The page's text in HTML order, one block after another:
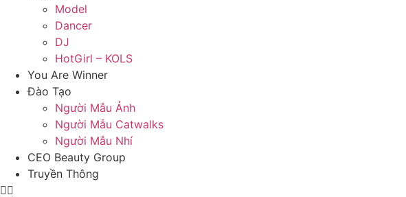
Model
Dancer
DJ
HotGirl – KOLS
You Are Winner
Đào Tạo
Người Mẫu Ảnh
Người Mẫu Catwalks
Người Mẫu Nhí
CEO Beauty Group
Truyền Thông